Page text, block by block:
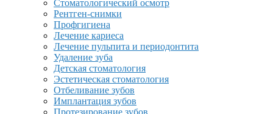
Стоматологический осмотр
Рентген-снимки
Профгигиена
Лечение кариеса
Лечение пульпита и периодонтита
Удаление зуба
Детская стоматология
Эстетическая стоматология
Отбеливание зубов
Имплантация зубов
Протезирование зубов